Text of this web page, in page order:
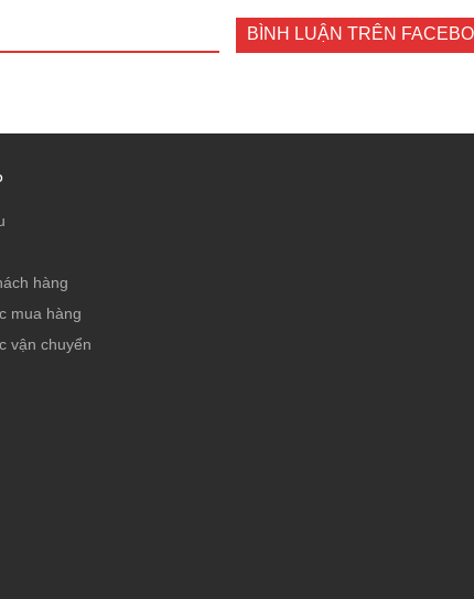
877.030 ₫.
là:
285.175 ₫.
BÌNH LUẬN TRÊN
hàng
mua hàng
vận chuyển